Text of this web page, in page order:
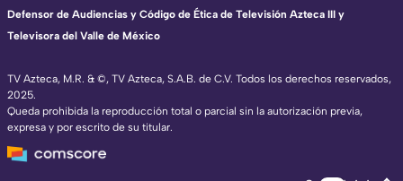
TV Azteca, M.R. & ©, TV Azteca, S.A.B. de C.V. Todos los derechos reservados,
2025.
Queda prohibida la reproducción total o parcial sin la autorización previa,
expresa y por escrito de su titular.
Defensor de Audiencias y Código de Ética de Televisión Azteca III y
Televisora del Valle de México